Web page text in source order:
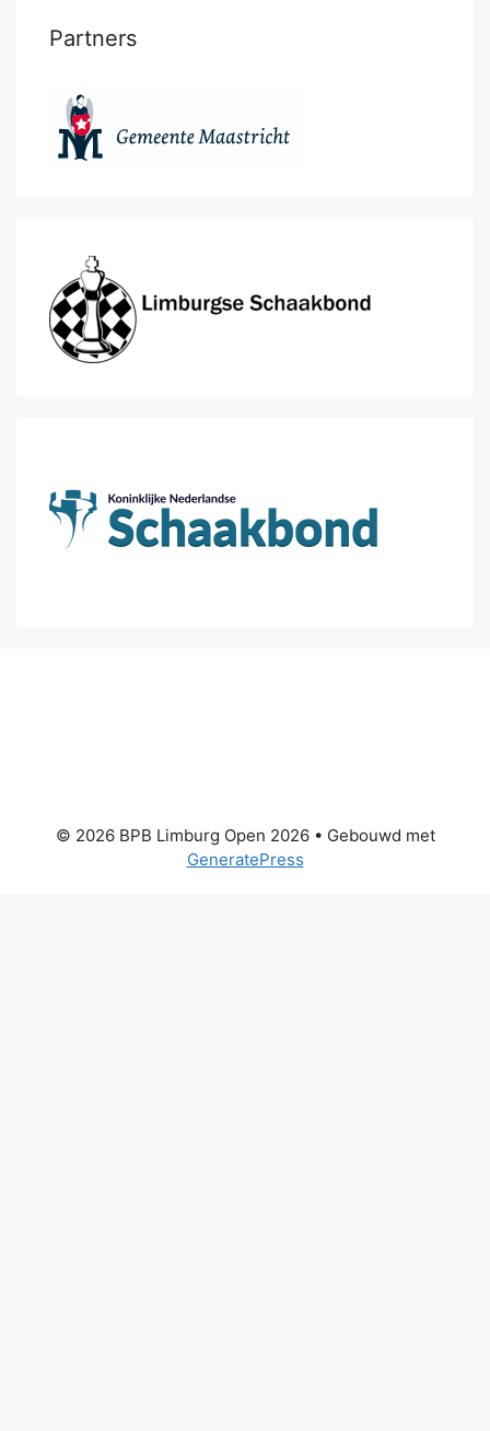
Partners
© 2026 BPB Limburg Open 2026• Gebouwd met
GeneratePress